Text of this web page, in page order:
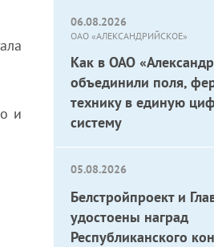
06.08.2026
ОАО «АЛЕКСАНДРИЙСКОЕ»
Как в ОАО
объединили поля,
технику в единую
систему
05.08.2026
Белстройпроект и
удостоены наград
Республиканского
и